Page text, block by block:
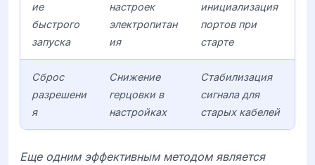
ие
быстрого
запуска
настроек
электропитан
ия
инициализация
портов при
старте
Сброс
разрешени
я
Снижение
герцовки в
настройках
Стабилизация
сигнала для
старых кабелей
Еще одним эффективным методом является